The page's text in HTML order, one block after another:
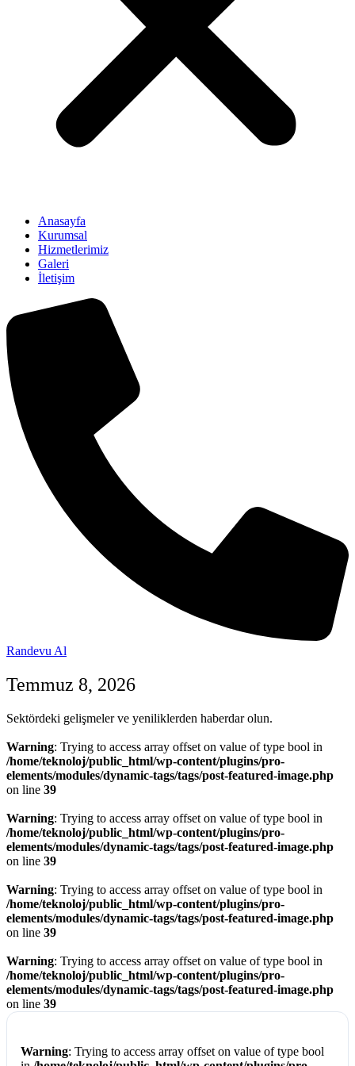
Anasayfa
Kurumsal
Hizmetlerimiz
Galeri
İletişim
Randevu Al
Temmuz 8, 2026
Sektördeki gelişmeler ve yeniliklerden haberdar olun.
Warning: Trying to access array offset on value of type bool in
/home/teknoloj/public_html/wp-content/plugins/pro-
elements/modules/dynamic-tags/tags/post-featured-image.php
on line 39
Warning: Trying to access array offset on value of type bool in
/home/teknoloj/public_html/wp-content/plugins/pro-
elements/modules/dynamic-tags/tags/post-featured-image.php
on line 39
Warning: Trying to access array offset on value of type bool in
/home/teknoloj/public_html/wp-content/plugins/pro-
elements/modules/dynamic-tags/tags/post-featured-image.php
on line 39
Warning: Trying to access array offset on value of type bool in
/home/teknoloj/public_html/wp-content/plugins/pro-
elements/modules/dynamic-tags/tags/post-featured-image.php
on line 39
Warning: Trying to access array offset on value of type bool